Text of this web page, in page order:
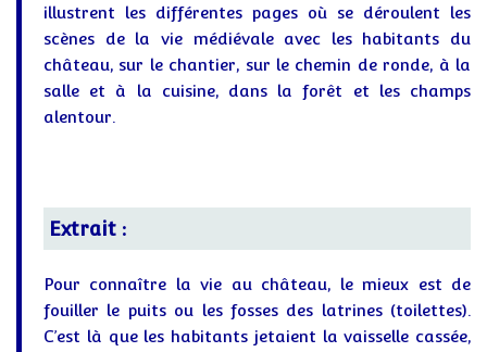
illustrent les différentes pages où se déroulent les
scènes de la vie médiévale avec les habitants du
château, sur le chantier, sur le chemin de ronde, à la
salle et à la cuisine, dans la forêt et les champs
alentour.
Extrait :
Pour connaître la vie au château, le mieux est de
fouiller le puits ou les fosses des latrines (toilettes).
C’est là que les habitants jetaient la vaisselle cassée,